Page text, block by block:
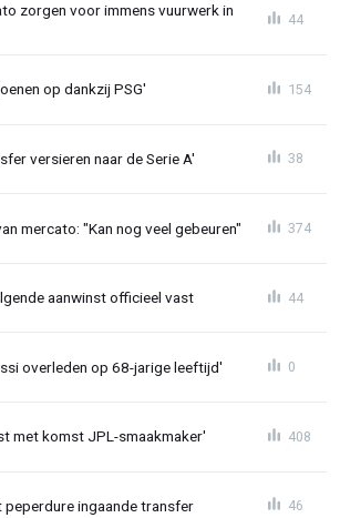
zorgen voor immens vuurwerk in
44
op dankzij PSG' 154
versieren naar de Serie A' 38
mercato: "Kan nog veel gebeuren" 374
aanwinst officieel vast 44
overleden op 68-jarige leeftijd' 0
met komst JPL-smaakmaker' 408
peperdure ingaande transfer 46